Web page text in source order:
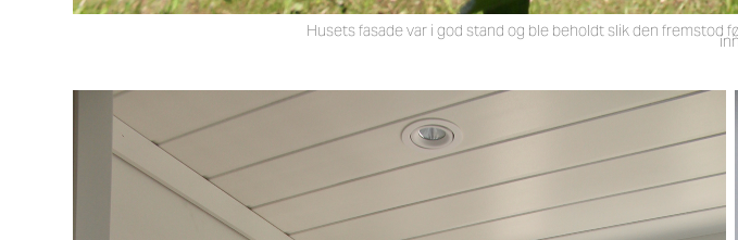
Husets fasade var i god stand og ble beholdt slik den fremstod